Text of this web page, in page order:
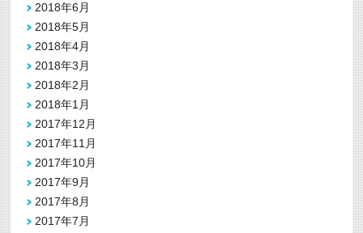
2018年6月
2018年5月
2018年4月
2018年3月
2018年2月
2018年1月
2017年12月
2017年11月
2017年10月
2017年9月
2017年8月
2017年7月